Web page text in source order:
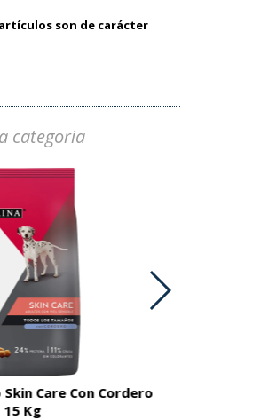
son de carácter
categoria
Care Con Cordero
15 Kg